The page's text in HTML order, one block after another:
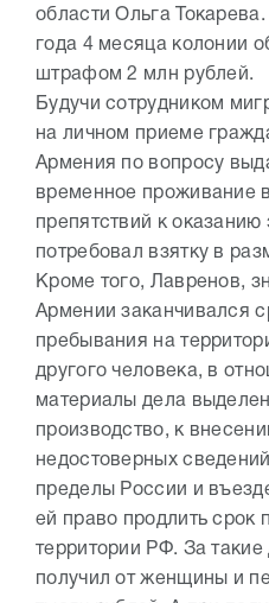
области Ольга
года 4 месяца колонии
штрафом 2 млн рублей.
Будучи сотрудником
на личном приеме
Армения по вопросу
временное проживание
препятствий к оказанию
потребовал взятку в
Кроме того, Лавренов,
Армении заканчивался
пребывания на
другого человека, в
материалы дела
производство, к
недостоверных
пределы России и
ей право продлить срок
территории РФ. За
получил от женщины и